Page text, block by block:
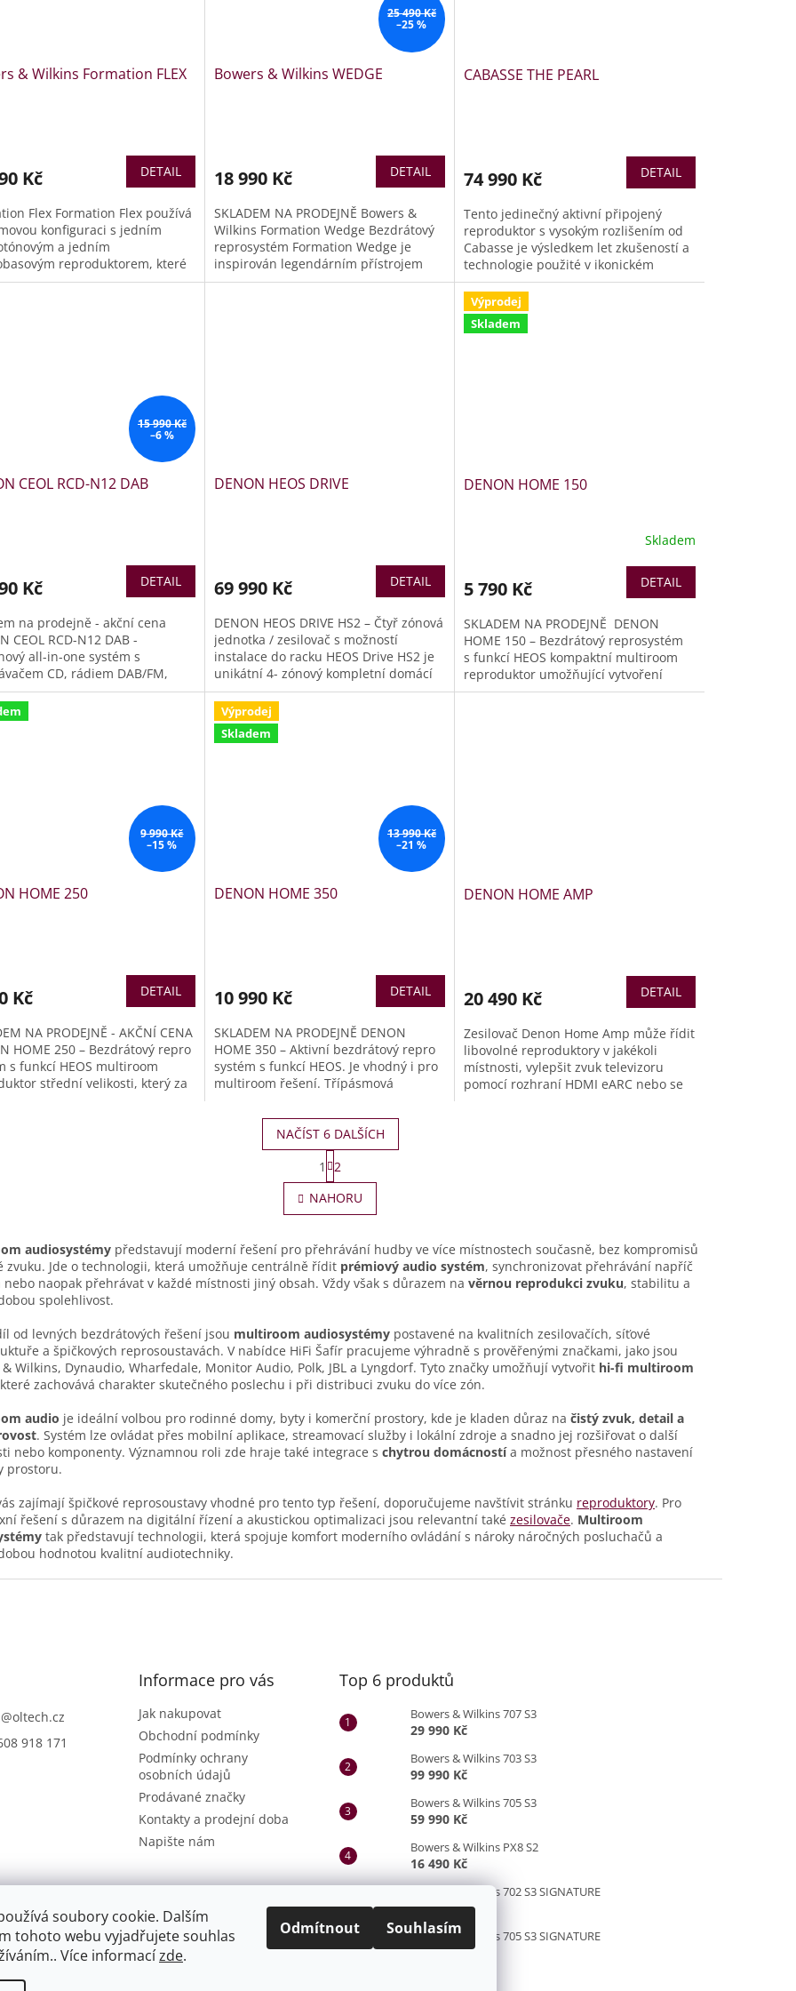
soubory cookie. Dalším
tohoto webu vyjadřujete souhlas
Více informacízde.
Odmítnout Souhlasím
& Wilkins Formation FLEX
Kč DETAIL
Flex Formation Flex používá
konfiguraci s jedním
a jedním
reproduktorem, které
digitálním zesilovačem
25 490 Kč
–25 %
Bowers & Wilkins WEDGE
18 990 Kč DETAIL
SKLADEM NA PRODEJNĚ Bowers &
Wilkins Formation Wedge Bezdrátový
reprosystém Formation Wedge je
inspirován legendárním přístrojem
B&W Zeppelin. Jeho účelem je vytvořit
CABASSE THE PEARL
74 990 Kč DETAIL
Tento jedinečný aktivní připojený
reproduktor s vysokým rozlišením od
Cabasse je výsledkem let zkušeností a
technologie použité v ikonickém
reproduktoru Sphere ve službách
čistých akustických emocí. Se svým
rafinovaným a výkonným designem a
výjimečnou akustikou díky
15 990 Kč
–6 %
CEOL RCD-N12 DAB
Kč DETAIL
na prodejně - akční cena
CEOL RCD-N12 DAB -
all-in-one systém s
CD, rádiem DAB/FM,
a vestavěným
HEOS®. Vynikající zvuk
kompaktním balení.
DENON HEOS DRIVE
69 990 Kč DETAIL
DENON HEOS DRIVE HS2 – Čtyř zónová
jednotka / zesilovač s možností
instalace do racku HEOS Drive HS2 je
unikátní 4- zónový kompletní domácí
audio distribuční systém pro 8 kanálů
se zesilovači třídy D, a to vše na
jednom šasi 2RU, které poskytuje
dekódování Dolby Digital, i Dolby
Výprodej
Skladem
DENON HOME 150
Skladem
5 790 Kč DETAIL
SKLADEM NA PRODEJNĚ DENON
HOME 150 – Bezdrátový reprosystém
s funkcí HEOS kompaktní multiroom
reproduktor umožňující vytvoření
bezdrátového zvukového systému v
9 990 Kč
–15 %
HOME 250
Kč DETAIL
NA PRODEJNĚ - AKČNÍ CENA
HOME 250 – Bezdrátový repro
s funkcí HEOS multiroom
střední velikosti, který za
Výprodej
Skladem
13 990 Kč
–21 %
DENON HOME 350
10 990 Kč DETAIL
SKLADEM NA PRODEJNĚ DENON
HOME 350 – Aktivní bezdrátový repro
systém s funkcí HEOS. Je vhodný i pro
multiroom řešení. Třípásmová
měniči- dvěma pro vysoké kmitočty,
dvěma pro reprodukci středového
pásma a dvěma 165mm basovými
reproduktory, přičemž každý z měničů
používá svůj vlastní zesilovač třídy D.
Streamování oblíbených hudebních
služeb jako...
DENON HOME AMP
20 490 Kč DETAIL
Zesilovač Denon Home Amp může řídit
libovolné reproduktory v jakékoli
místnosti, vylepšit zvuk televizoru
pomocí rozhraní HDMI eARC nebo se
O
v
l
a
c
í
r
v
k
y
v
p
i
s
NAČÍST 6 DALŠÍCH
S
t
r
á
n
o
v
á
n
1
2
NAHORU
audiosystémy představují moderní řešení pro přehrávání hudby ve více místnostech současně, bez kompromisů
zvuku. Jde o technologii, která umožňuje centrálně řídit prémiový audio systém, synchronizovat přehrávání napříč
nebo naopak přehrávat v každé místnosti jiný obsah. Vždy však s důrazem na věrnou reprodukci zvuku, stabilitu a
spolehlivost.
od levných bezdrátových řešení jsou multiroom audiosystémy postavené na kvalitních zesilovačích, síťové
a špičkových reprosoustavách. V nabídce HiFi Šafír pracujeme výhradně s prověřenými značkami, jako jsou
& Wilkins, Dynaudio, Wharfedale, Monitor Audio, Polk, JBL a Lyngdorf. Tyto značky umožňují vytvořit hi-fi multiroom
zachovává charakter skutečného poslechu i při distribuci zvuku do více zón.
audio je ideální volbou pro rodinné domy, byty i komerční prostory, kde je kladen důraz na čistý zvuk, detail a
. Systém lze ovládat přes mobilní aplikace, streamovací služby i lokální zdroje a snadno jej rozšiřovat o další
nebo komponenty. Významnou roli zde hraje také integrace s chytrou domácnostía možnost přesného nastavení
prostoru.
zajímají špičkové reprosoustavy vhodné pro tento typ řešení, doporučujeme navštívit stránku reproduktory. Pro
řešení s důrazem na digitální řízení a akustickou optimalizaci jsou relevantní také zesilovače. Multiroom
tak představují technologii, která spojuje komfort moderního ovládání s nároky náročných posluchačů a
hodnotou kvalitní audiotechniky.
@oltech.cz
918 171
Informace pro vás
Jak nakupovat
Obchodní podmínky
Podmínky ochrany
osobních údajů
Prodávané značky
Kontakty a prodejní doba
Napište nám
Top 6 produktů
Bowers & Wilkins 707 S3
29 990 Kč
Bowers & Wilkins 703 S3
99 990 Kč
Bowers & Wilkins 705 S3
59 990 Kč
Bowers & Wilkins PX8 S2
16 490 Kč
Bowers & Wilkins 702 S3 SIGNATURE
169 990 Kč
Bowers & Wilkins 705 S3 SIGNATURE
79 990 Kč